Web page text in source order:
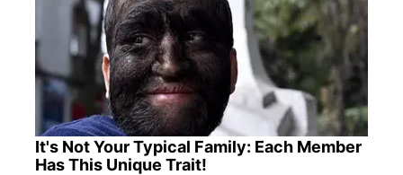
It's Not Your Typical Family: Each Member
Has This Unique Trait!